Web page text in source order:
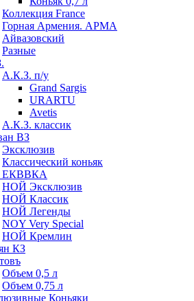
Коллекция France
Горная Армения. АРМА
Айвазовский
Разные
А.К.З. п/у
Grand Sargis
URARTU
Avetis
А.К.З. классик
ВЗ
Эксклюзив
Классический коньяк
НОЙ Эксклюзив
НОЙ Классик
НОЙ Легенды
NOY Very Speсial
НОЙ Кремлин
КЗ
Объем 0,5 л
Объем 0,75 л
Коньяки